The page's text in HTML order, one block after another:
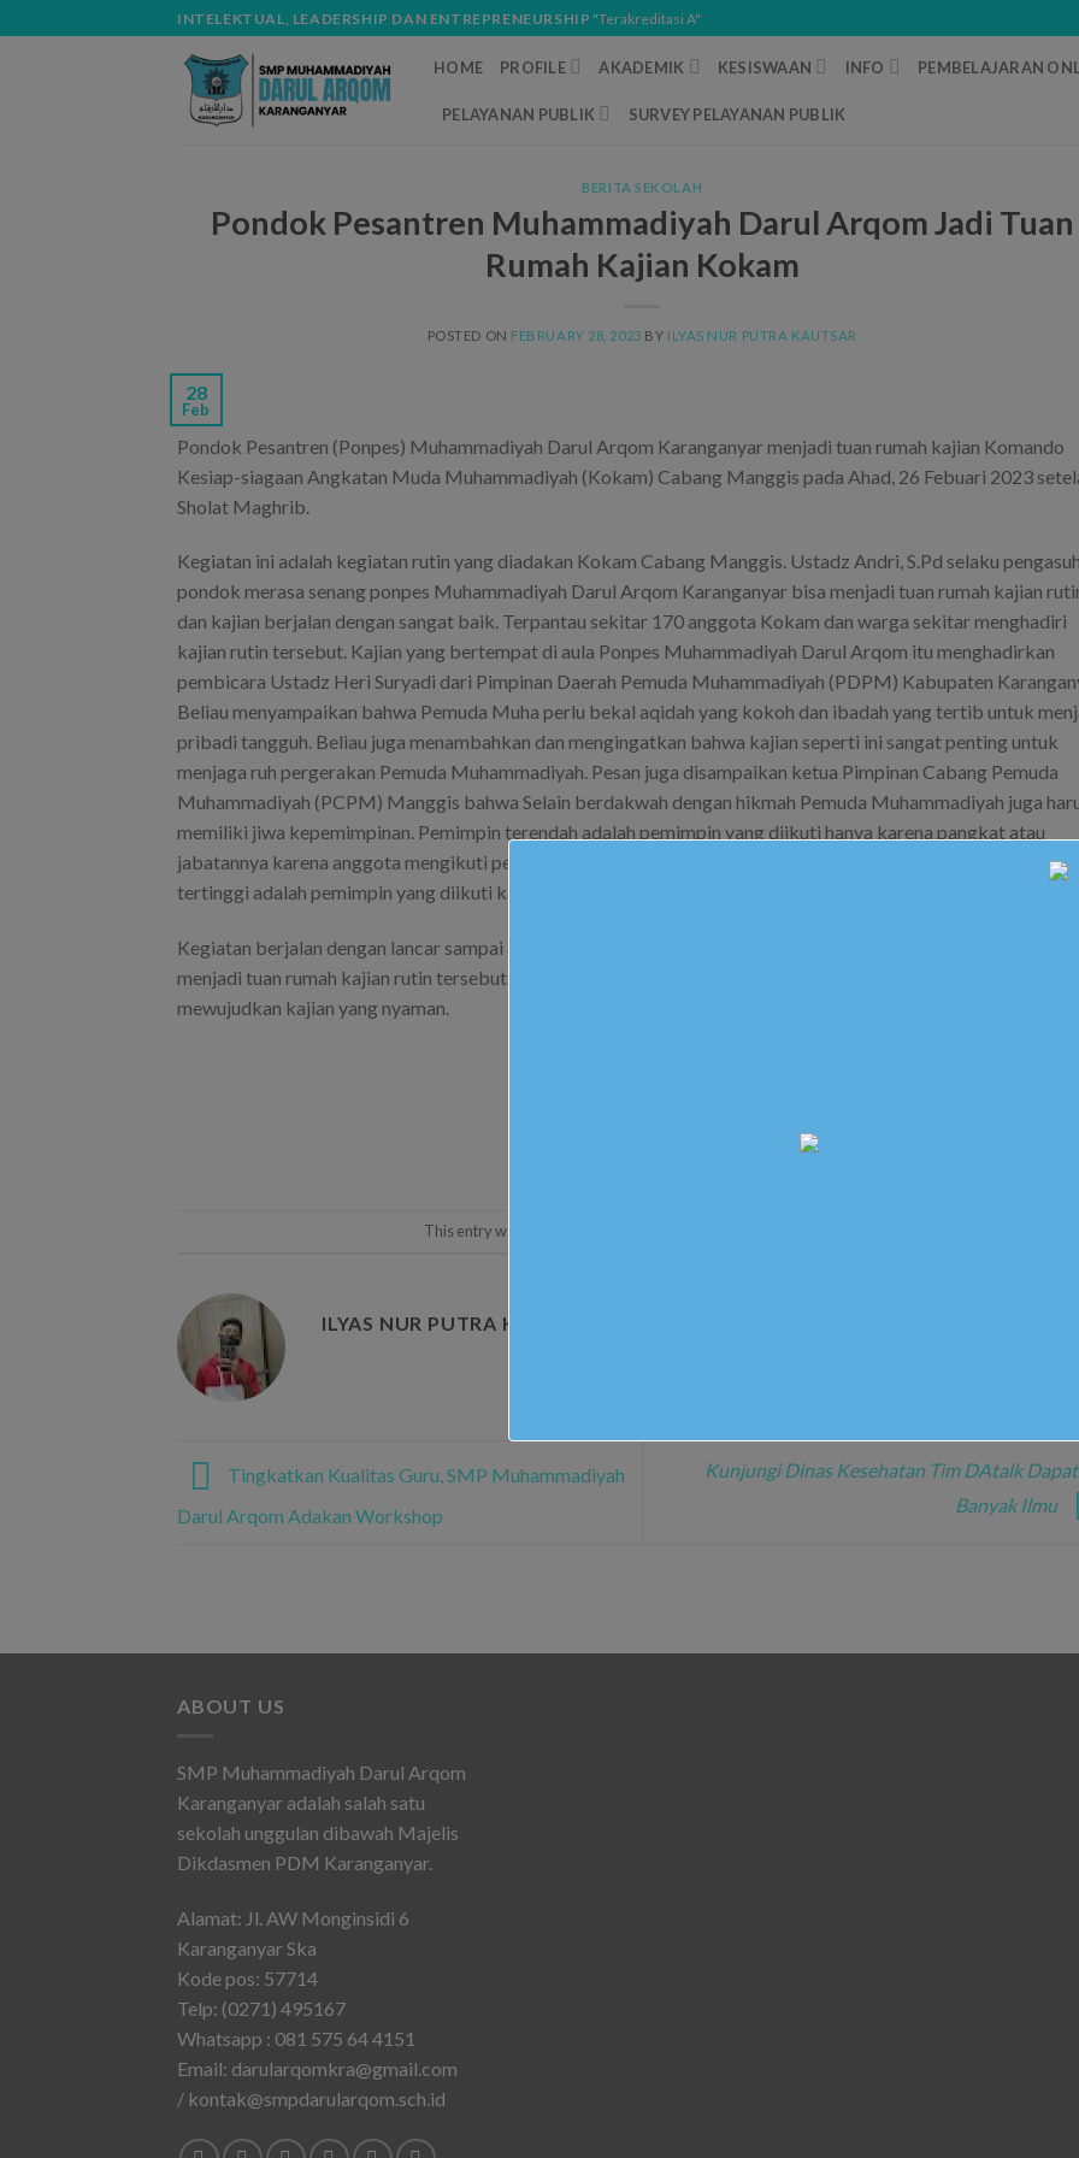
to
INTELEKTUAL, LEADERSHIP DAN ENTREPRENEURSHIP "Terakreditasi A"
HOME PROFILE AKADEMIK KESISWAAN INFO PEMBELAJARAN
PELAYANAN PUBLIK SURVEY PELAYANAN PUBLIK
BERITA SEKOLAH
Pondok Pesantren Muhammadiyah Darul Arqom Jadi Tuan
Rumah Kajian Kokam
POSTED ON FEBRUARY 28, 2023 BY ILYAS NUR PUTRA KAUTSAR
28
Feb
Pondok Pesantren (Ponpes) Muhammadiyah Darul Arqom Karanganyar menjadi tuan rumah kajian Komando
Kesiap-siagaan Angkatan Muda Muhammadiyah (Kokam) Cabang Manggis pada Ahad, 26 Febuari 2023
Sholat Maghrib.
Kegiatan ini adalah kegiatan rutin yang diadakan Kokam Cabang Manggis. Ustadz Andri, S.Pd selaku
pondok merasa senang ponpes Muhammadiyah Darul Arqom Karanganyar bisa menjadi tuan rumah kajian
dan kajian berjalan dengan sangat baik. Terpantau sekitar 170 anggota Kokam dan warga sekitar menghadiri
kajian rutin tersebut. Kajian yang bertempat di aula Ponpes Muhammadiyah Darul Arqom itu menghadirkan
pembicara Ustadz Heri Suryadi dari Pimpinan Daerah Pemuda Muhammadiyah (PDPM) Kabupaten
Beliau menyampaikan bahwa Pemuda Muha perlu bekal aqidah yang kokoh dan ibadah yang tertib untuk
pribadi tangguh. Beliau juga menambahkan dan mengingatkan bahwa kajian seperti ini sangat penting untuk
menjaga ruh pergerakan Pemuda Muhammadiyah. Pesan juga disampaikan ketua Pimpinan Cabang Pemuda
Muhammadiyah (PCPM) Manggis bahwa Selain berdakwah dengan hikmah Pemuda Muhammadiyah juga
memiliki jiwa kepemimpinan. Pemimpin terendah adalah pemimpin yang diikuti hanya karena pangkat atau
jabatannya karena anggota mengikuti pemimpin seperti ini hanya karena rasa takut semata. Kategori
tertinggi adalah pemimpin yang diikuti karena ide dan gagasannya.
Kegiatan berjalan dengan lancar sampai akhir acara. Ponpes Muhammadiyah Darul Arqom Karanganyar akan
menjadi tuan rumah kajian rutin tersebut. Segenap asatidz dan santri mengaku siap menjadi tuan rumah kajian
mewujudkan kajian yang nyaman.
This entry was posted in
ILYAS NUR PUTRA KAUTSAR
Tingkatkan Kualitas Guru, SMP Muhammadiyah
Darul Arqom Adakan Workshop
Kunjungi Dinas Kesehatan Tim DAtalk
Banyak Ilmu
ABOUT US
SMP Muhammadiyah Darul Arqom
Karanganyar adalah salah satu
sekolah unggulan dibawah Majelis
Dikdasmen PDM Karanganyar.
Alamat: Jl. AW Monginsidi 6
Karanganyar Ska
Kode pos: 57714
Telp: (0271) 495167
Whatsapp : 081 575 64 4151
Email: darularqomkra@gmail.com
/ kontak@smpdarularqom.sch.id